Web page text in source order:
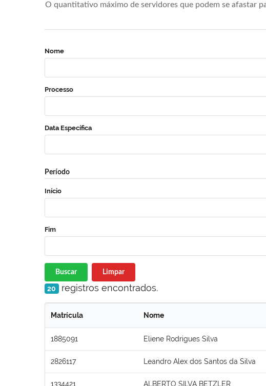
O quantitativo máximo de servidores que podem se afastar
Nome
Processo
Data Específica
Período
Início
Fim
Buscar Limpar
20 registros encontrados.
Matrícula Nome
1885091 Eliene Rodrigues Silva
2826117 Leandro Alex dos Santos da Silva
1334421 ALBERTO SILVA BETZLER